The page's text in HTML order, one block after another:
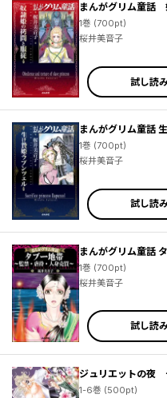
まんがグリム童話
1巻 (700pt)
桜井美音子
試し読
まんがグリム童話
1巻 (700pt)
桜井美音子
試し読
まんがグリム童話
1巻 (700pt)
桜井美音子
試し読
ジュリエットの夜
1-6巻 (500pt)